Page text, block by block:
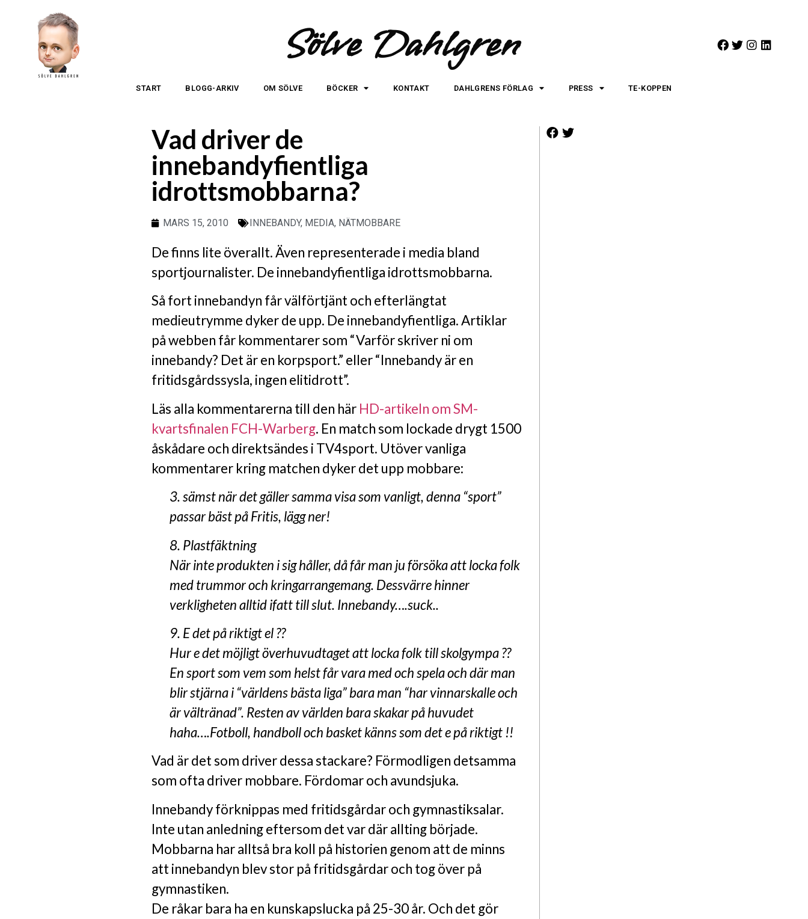
Sölve Dahlgren
START BLOGG-ARKIV OM SÖLVE BÖCKER KONTAKT DAHLGRENS FÖRLAG PRESS TE-KOPPEN
Vad driver de
innebandyfientliga
idrottsmobbarna?
MARS 15, 2010 INNEBANDY, MEDIA, NÄTMOBBARE
De finns lite överallt. Även representerade i media bland
sportjournalister. De innebandyfientliga idrottsmobbarna.
Så fort innebandyn får välförtjänt och efterlängtat
medieutrymme dyker de upp. De innebandyfientliga. Artiklar
på webben får kommentarer som “Varför skriver ni om
innebandy? Det är en korpsport.” eller “Innebandy är en
fritidsgårdssysla, ingen elitidrott”.
Läs alla kommentarerna till den här HD-artikeln om SM-
kvartsfinalen FCH-Warberg. En match som lockade drygt 1500
åskådare och direktsändes i TV4sport. Utöver vanliga
kommentarer kring matchen dyker det upp mobbare:
3. sämst när det gäller samma visa som vanligt, denna “sport”
passar bäst på Fritis, lägg ner!
8. Plastfäktning
När inte produkten i sig håller, då får man ju försöka att locka folk
med trummor och kringarrangemang. Dessvärre hinner
verkligheten alltid ifatt till slut. Innebandy….suck..
9. E det på riktigt el ??
Hur e det möjligt överhuvudtaget att locka folk till skolgympa ??
En sport som vem som helst får vara med och spela och där man
blir stjärna i “världens bästa liga” bara man “har vinnarskalle och
är vältränad”. Resten av världen bara skakar på huvudet
haha….Fotboll, handboll och basket känns som det e på riktigt !!
Vad är det som driver dessa stackare? Förmodligen detsamma
som ofta driver mobbare. Fördomar och avundsjuka.
Innebandy förknippas med fritidsgårdar och gymnastiksalar.
Inte utan anledning eftersom det var där allting började.
Mobbarna har alltså bra koll på historien genom att de minns
att innebandyn blev stor på fritidsgårdar och tog över på
gymnastiken.
De råkar bara ha en kunskapslucka på 25-30 år. Och det gör